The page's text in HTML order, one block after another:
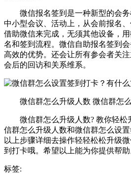
微信报名签到是一种新型的会务
中小型会议、活动上，从会前报名
借助微信来完成，无须其他设备，
名和签到流程。微信自助报名签到会
高效的优势。还会让所有参会者关
会后的回访和关系维系。
微信群怎么升级人数 微信群怎
微信群怎么升级人数? 教你轻松
信群怎么升级人数和微信群怎么设
以上步骤详细去操作轻轻松松升级
到打卡哦。希望以上能为你提供帮助
标签: